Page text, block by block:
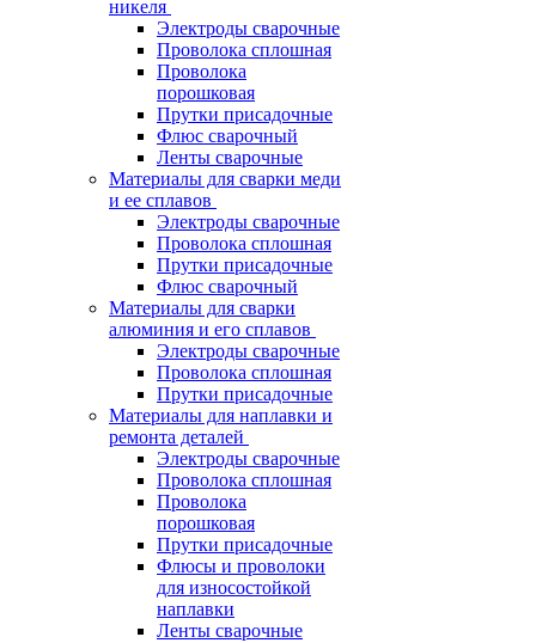
никеля
Электроды сварочные
Проволока сплошная
Проволока
порошковая
Прутки присадочные
Флюс сварочный
Ленты сварочные
Материалы для сварки меди
и ее сплавов
Электроды сварочные
Проволока сплошная
Прутки присадочные
Флюс сварочный
Материалы для сварки
алюминия и его сплавов
Электроды сварочные
Проволока сплошная
Прутки присадочные
Материалы для наплавки и
ремонта деталей
Электроды сварочные
Проволока сплошная
Проволока
порошковая
Прутки присадочные
Флюсы и проволоки
для износостойкой
наплавки
Ленты сварочные